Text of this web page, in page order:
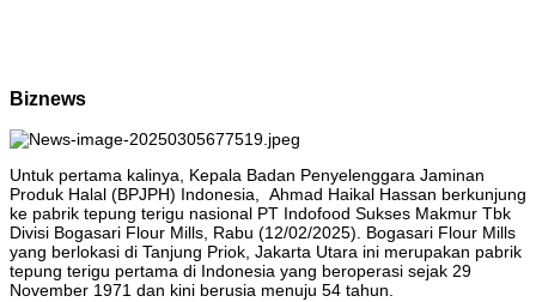
Biznews
Untuk pertama kalinya, Kepala Badan Penyelenggara Jaminan
Produk Halal (BPJPH) Indonesia, Ahmad Haikal Hassan berkunjung
ke pabrik tepung terigu nasional PT Indofood Sukses Makmur Tbk
Divisi Bogasari Flour Mills, Rabu (12/02/2025). Bogasari Flour Mills
yang berlokasi di Tanjung Priok, Jakarta Utara ini merupakan pabrik
tepung terigu pertama di Indonesia yang beroperasi sejak 29
November 1971 dan kini berusia menuju 54 tahun.